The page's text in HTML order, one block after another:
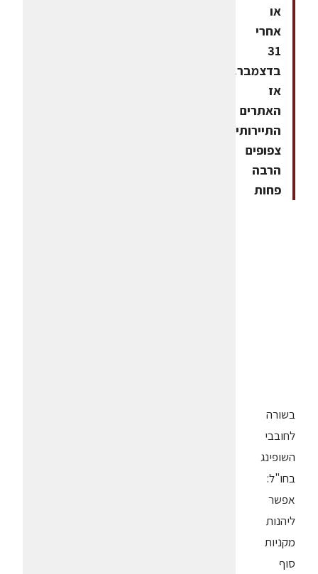
או
אחרי
31
בדצמבר.
אז
האתרים
התיירותיים
צפופים
הרבה
פחות
בשורה
לחובבי
השופינג
בחו"ל:
אפשר
ליהנות
מקניות
סוף